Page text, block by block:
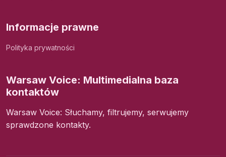
Informacje prawne
Polityka prywatności
Warsaw Voice: Multimedialna baza
kontaktów
Warsaw Voice: Słuchamy, filtrujemy, serwujemy
sprawdzone kontakty.